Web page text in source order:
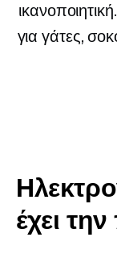
για γάτες,
έχει